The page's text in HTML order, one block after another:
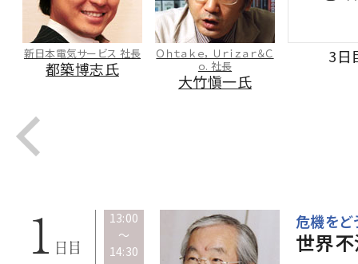
ａｒ＆Ｃ 3日目
高野山真言宗総本山金剛
峯寺 第412世座主 高野山
真言宗管長
松長有慶氏
米国
中、
13:00
～
14:30
危機をど
世界